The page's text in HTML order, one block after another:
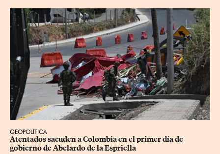
GEOPOLÍTICA
Atentados sacuden a Colombia en el primer día de
gobierno de Abelardo de la Espriella